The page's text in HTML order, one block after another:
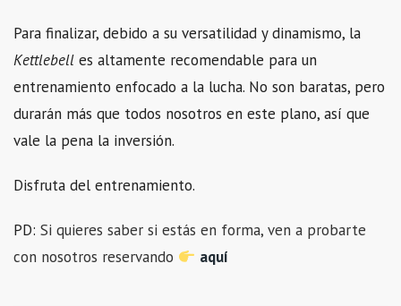
Para finalizar, debido a su versatilidad y dinamismo, la
Kettlebell es altamente recomendable para un
entrenamiento enfocado a la lucha. No son baratas, pero
durarán más que todos nosotros en este plano, así que
vale la pena la inversión.
Disfruta del entrenamiento.
PD: Si quieres saber si estás en forma, ven a probarte
con nosotros reservando
aquí